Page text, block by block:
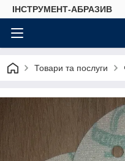
ІНСТРУМЕНТ-АБРАЗИВ
Товари та послуги